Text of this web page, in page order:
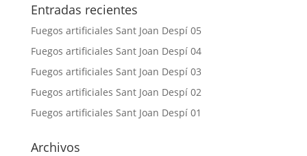
Entradas recientes
Fuegos artificiales Sant Joan Despí 05
Fuegos artificiales Sant Joan Despí 04
Fuegos artificiales Sant Joan Despí 03
Fuegos artificiales Sant Joan Despí 02
Fuegos artificiales Sant Joan Despí 01
Archivos